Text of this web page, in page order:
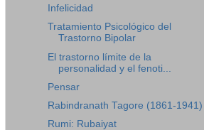
Infelicidad
Tratamiento Psicológico del
Trastorno Bipolar
El trastorno límite de la
personalidad y el fenoti...
Pensar
Rabindranath Tagore (1861-1941)
Rumi: Rubaiyat